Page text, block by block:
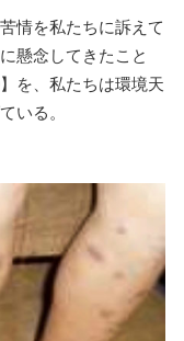
情を私たちに訴えて
懸念してきたこと
を、私たちは環境天
いる。